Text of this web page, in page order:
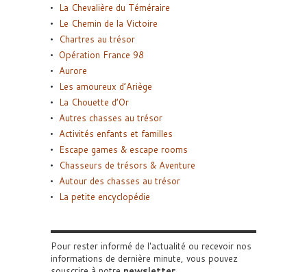
La Chevalière du Téméraire
Le Chemin de la Victoire
Chartres au trésor
Opération France 98
Aurore
Les amoureux d’Ariège
La Chouette d’Or
Autres chasses au trésor
Activités enfants et familles
Escape games & escape rooms
Chasseurs de trésors & Aventure
Autour des chasses au trésor
La petite encyclopédie
Pour rester informé de l'actualité ou recevoir nos
informations de dernière minute, vous pouvez